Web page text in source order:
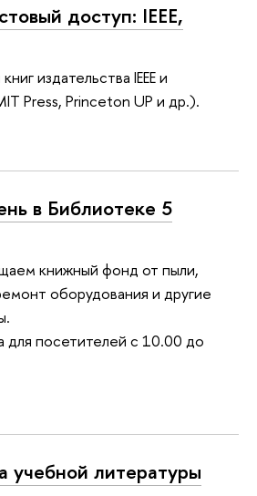
доступ: IEEE,
издательства IEEE и
Press, Princeton UP и др.).
в Библиотеке 5
книжный фонд от пыли,
оборудования и другие
для посетителей с 10.00 до
учебной литературы